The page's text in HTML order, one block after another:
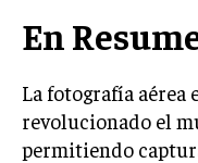
En
La fotografía aérea
revolucionado el
permitiendo